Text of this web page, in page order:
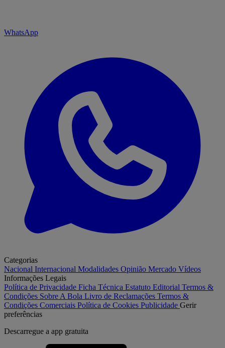
WhatsApp
Categorias
Nacional Internacional Modalidades Opinião Mercado Vídeos
Informações Legais
Política de Privacidade Ficha Técnica Estatuto Editorial Termos &
Condições Sobre A Bola Livro de Reclamações Termos &
Condições Comerciais Política de Cookies Publicidade Gerir
preferências
Descarregue a app gratuita